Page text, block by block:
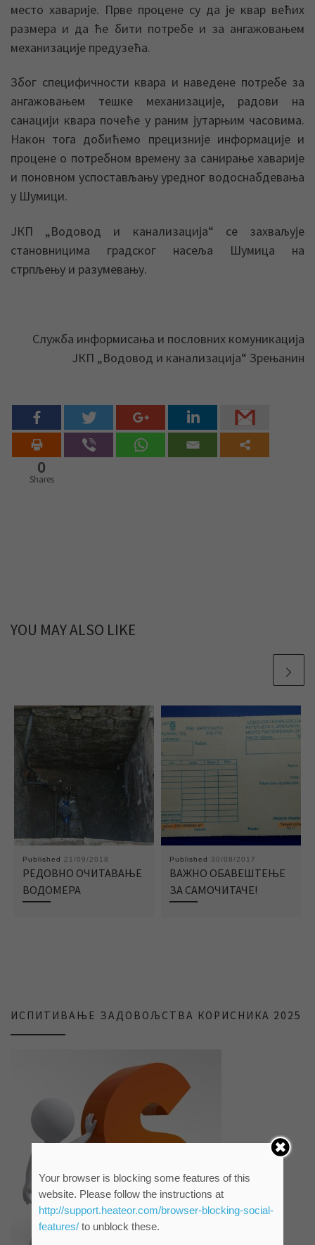
место хаварије. Прве процене су да је квар већих
размера и да ће бити потребе и за ангажовањем
механизације предузећа.
Због специфичности квара и наведене потребе за
ангажовањем тешке механизације, радови на
санацији квара почеће у раним јутарњим часовима.
Након тога добићемо прецизније информације и
процене о потребном времену за санирање хаварије
и поновном успостављању уредног водоснабдевања
у Шумици.
ЈКП „Водовод и канализација“ се захваљује
становницима градског насеља Шумица на
стрпљењу и разумевању.
Служба информисања и пословних комуникација
ЈКП „Водовод и канализација“ Зрењанин
0
Shares
YOU MAY ALSO LIKE
Published 21/09/2018
РЕДОВНО ОЧИТАВАЊЕ
ВОДОМЕРА
Published 30/08/2017
ВАЖНО ОБАВЕШТЕЊЕ
ЗА САМОЧИТАЧЕ!
ИСПИТИВАЊЕ ЗАДОВОЉСТВА КОРИСНИКА 2025
Your browser is blocking some features of this
website. Please follow the instructions at
http://support.heateor.com/browser-blocking-social-
features/to unblock these.